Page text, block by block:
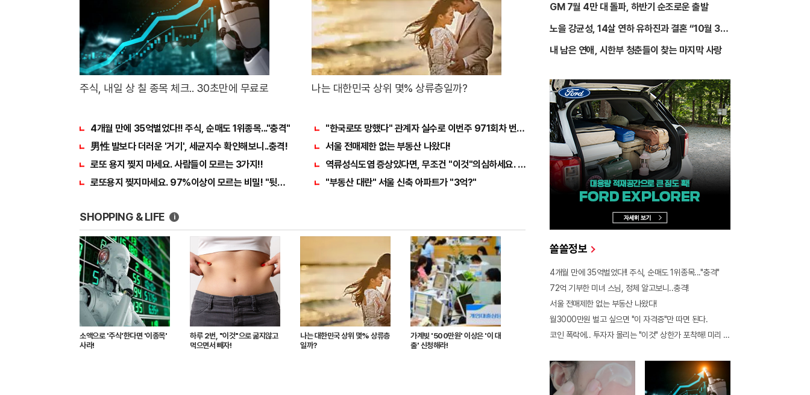
주식, 내일 상 칠 종목 체크.. 30초만에 무료로 나는 대한민국 상위 몇% 상류층일까?
4개월 만에 35억벌었다!! 주식, 순매도 1위종목..."충격"
男性 발보다 더러운 '거기', 세균지수 확인해보니..충격!
로또 용지 찢지 마세요. 사람들이 모르는 3가지!!
로또용지 찢지마세요. 97%이상이 모르는 비밀! "뒷면 비추면 번호 보인다!?"
"한국로또 망했다" 관계자 실수로 이번주 971회차 번호 6자리 공개!? 꼭 확인해라!
서울 전매제한 없는 부동산 나왔다!
역류성식도염 증상있다면, 무조건 "이것"의심하세요. 간단치료법 나왔다!
"부동산 대란" 서울 신축 아파트가 "3억?"
SHOPPING & LIFE i
소액으로 '주식'한다면 '이종목'
사라!
하루 2번, "이것"으로 굶지않고
먹으면서 빼자!
나는 대한민국 상위 몇% 상류층
일까?
가계빚 '500만원' 이상은 '이 대
출' 신청해라!
GM 7월 4만 대 돌파, 하반기 순조로운 출발
노을 강균성, 14살 연하 유하진과 결혼 “10월 30
일 예식”
내 남은 연애, 시한부 청춘들이 찾는 마지막 사랑
쏠쏠정보
4개월 만에 35억벌었다!! 주식, 순매도 1위종목..."충격"
72억 기부한 미녀 스님, 정체 알고보니..충격!
서울 전매제한 없는 부동산 나왔다!
월3000만원 벌고 싶으면 "이 자격증"만 따면 된다.
코인 폭락에.. 투자자 몰리는 "이것" 상한가 포착해! 미리 투자..